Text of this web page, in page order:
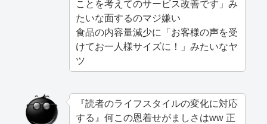
ことを考えてのサービス改善です」み
たいな面するのマジ嫌い
食品の内容量減少に「お客様の声を受
けてお一人様サイズに！」みたいなヤ
ツ
『読者のライフスタイルの変化に対応
する』何この恩着せがましさはww 正